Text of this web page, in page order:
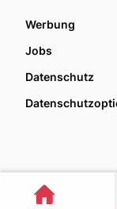
Werbung
Jobs
Datenschutz